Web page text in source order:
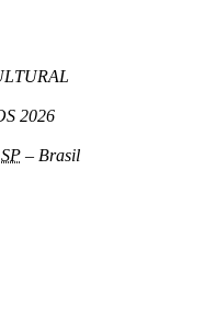
2026
SP – Brasil